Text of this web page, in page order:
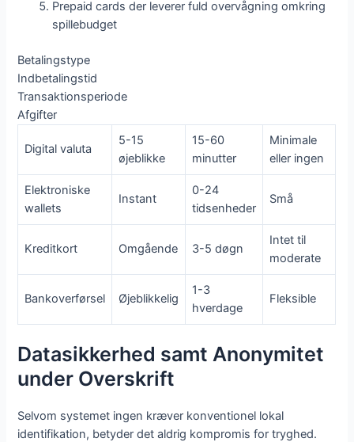
Prepaid cards der leverer fuld overvågning omkring
spillebudget
Betalingstype
Indbetalingstid
Transaktionsperiode
Afgifter
Digital valuta
5-15
øjeblikke
15-60
minutter
Minimale
eller ingen
Elektroniske
wallets
Instant
0-24
tidsenheder
Små
Kreditkort Omgående 3-5 døgn
Intet til
moderate
Bankoverførsel Øjeblikkelig
1-3
hverdage
Fleksible
Datasikkerhed samt Anonymitet
under Overskrift
Selvom systemet ingen kræver konventionel lokal
identifikation, betyder det aldrig kompromis for tryghed.